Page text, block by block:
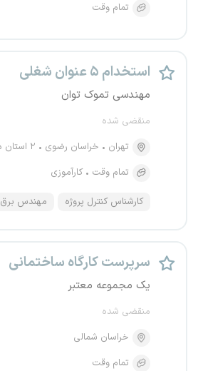
تمام وقت
استخدام ۵ عنوان شغلی
مهندسی تموک توان
منقضی شده
تهران
خراسان رضوی
۲ استان دیگر
تمام وقت
کارآموزی
کارشناس کنترل پروژه مهندس برق
سرپرست کارگاه ساختمانی
یک مجموعه معتبر
منقضی شده
خراسان شمالی
تمام وقت